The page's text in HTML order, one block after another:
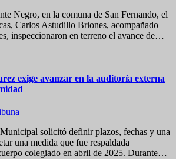
Negro, en la comuna de San Fernando, el
Carlos Astudillo Briones, acompañado
inspeccionaron en terreno el avance de…
exige avanzar en la auditoría externa
solicitó definir plazos, fechas y una
una medida que fue respaldada
colegiado en abril de 2025. Durante…